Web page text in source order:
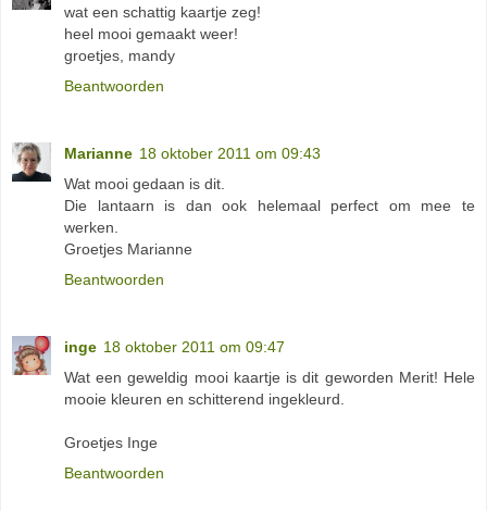
wat een schattig kaartje zeg!
heel mooi gemaakt weer!
groetjes, mandy
Beantwoorden
Marianne 18 oktober 2011 om 09:43
Wat mooi gedaan is dit.
Die lantaarn is dan ook helemaal perfect om mee te
werken.
Groetjes Marianne
Beantwoorden
inge 18 oktober 2011 om 09:47
Wat een geweldig mooi kaartje is dit geworden Merit! Hele
mooie kleuren en schitterend ingekleurd.
Groetjes Inge
Beantwoorden